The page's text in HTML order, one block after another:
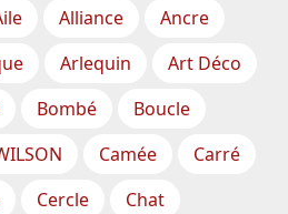
Alliance
Ancre
Arlequin
Art Déco
Bombé
Boucle
Camée
Carré
Cercle
Chat